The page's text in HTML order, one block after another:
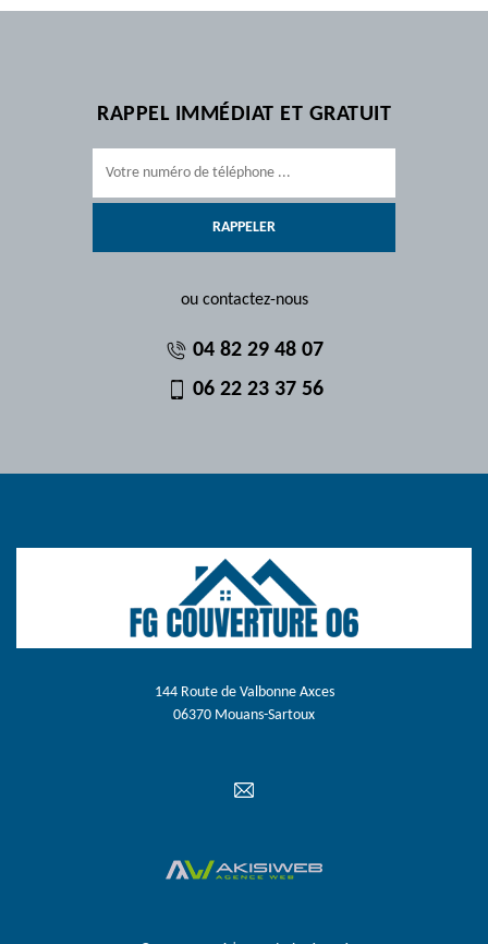
RAPPEL IMMÉDIAT ET GRATUIT
ou contactez-nous
04 82 29 48 07
06 22 23 37 56
144 Route de Valbonne Axces
06370 Mouans-Sartoux